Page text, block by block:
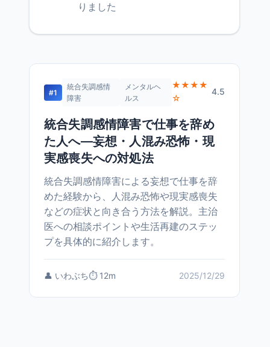
りました
#1
統合失調感情
障害
メンタルヘ
ルス
★★★★
☆
4.5
統合失調感情障害で仕事を辞め
た人へ—妄想・人混み恐怖・現
実感喪失への対処法
統合失調感情障害による妄想で仕事を辞
めた経験から、人混み恐怖や現実感喪失
などの症状と向き合う方法を解説。主治
医への相談ポイントや生活再建のステッ
プを具体的に紹介します。
👤 いわぶち⏱️ 12m 2025/12/29